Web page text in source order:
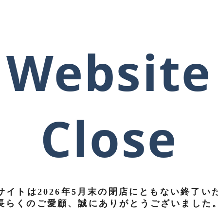
Website
Close
イトは2026年5月末の閉店にともない終了 い
らくのご愛顧、誠にありがとうございました。